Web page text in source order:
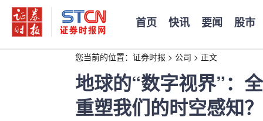
首页 快讯 要闻 股市
您当前的位置： 证券时报 > 公司 > 正文
地球的“数字视界”：
重塑我们的时空感知？